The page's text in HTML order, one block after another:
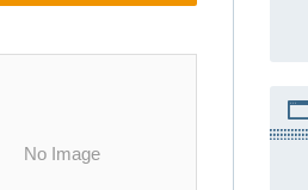
No Image